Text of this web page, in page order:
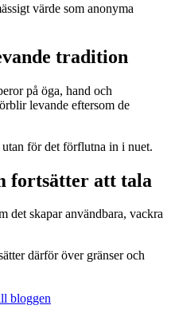
värde som anonyma
tradition
på öga, hand och
levande eftersom de
för det förflutna in i nuet.
fortsätter att tala
det skapar användbara, vackra
därför över gränser och
bloggen